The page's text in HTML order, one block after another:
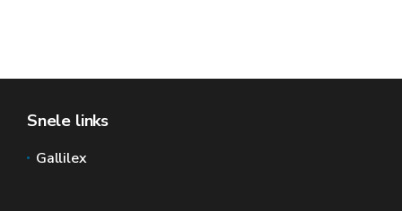
Snele links
Gallilex